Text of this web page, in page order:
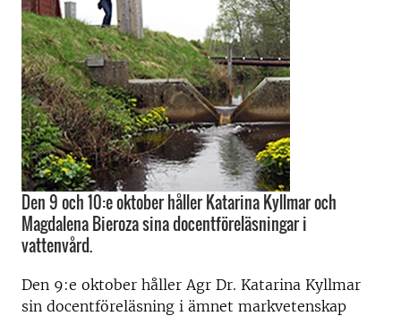
Den 9 och 10:e oktober håller Katarina Kyllmar och
Magdalena Bieroza sina docentföreläsningar i
vattenvård.
Den 9:e oktober håller Agr Dr. Katarina Kyllmar
sin docentföreläsning i ämnet markvetenskap